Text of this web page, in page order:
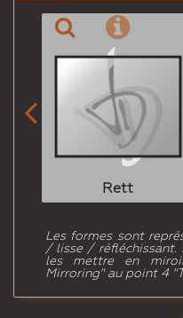
Rett

Les formes sont
/ lisse / réfléchissant.
les mettre en
Mirroring" au point 4